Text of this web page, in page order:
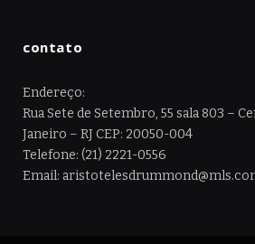
contato
Endereço:
Rua Sete de Setembro, 55 sala 803 –
Janeiro – RJ CEP: 20050-004
Telefone: (21) 2221-0556
Email: